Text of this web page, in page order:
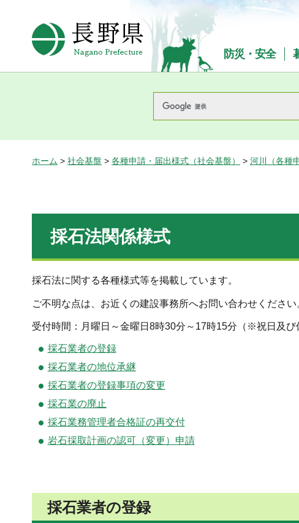
長野県Nagano Prefecture
防災・安全
ホーム > 社会基盤 > 各種申請・届出様式（社会基盤） > 河川（各種
採石法関係様式
採石法に関する各種様式等を掲載しています。
ご不明な点は、お近くの建設事務所へお問い合わせください
受付時間：月曜日～金曜日8時30分～17時15分（※祝日及び
採石業者の登録
採石業者の地位承継
採石業者の登録事項の変更
採石業の廃止
採石業務管理者合格証の再交付
岩石採取計画の認可（変更）申請
採石業者の登録